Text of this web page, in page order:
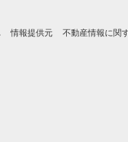
情報提供元 不動産情報に関